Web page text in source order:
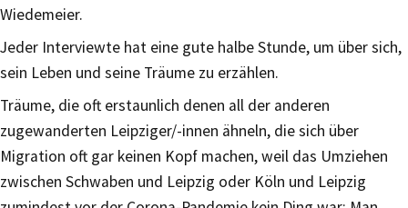
Wiedemeier.
Jeder Interviewte hat eine gute halbe Stunde, um über sich,
sein Leben und seine Träume zu erzählen.
Träume, die oft erstaunlich denen all der anderen
zugewanderten Leipziger/-innen ähneln, die sich über
Migration oft gar keinen Kopf machen, weil das Umziehen
zwischen Schwaben und Leipzig oder Köln und Leipzig